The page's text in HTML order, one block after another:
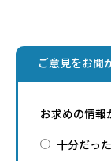
ご意見をお聞
お求めの情報
十分だった